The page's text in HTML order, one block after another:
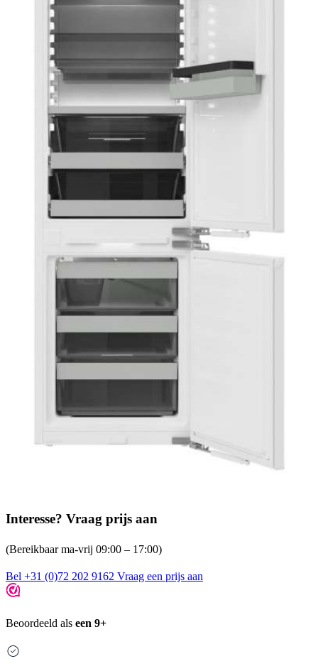
Interesse? Vraag prijs aan
(Bereikbaar ma-vrij 09:00 – 17:00)
Bel +31 (0)72 202 9162 Vraag een prijs aan
Beoordeeld als een 9+